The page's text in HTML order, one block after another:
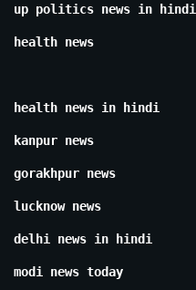
up politics news in hindi
health news
health news in hindi
kanpur news
gorakhpur news
lucknow news
delhi news in hindi
modi news today